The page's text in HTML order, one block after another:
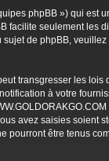
phpBB ») qui est
facilite seulement les
sujet de phpBB,
transgresser les lois
à votre
avez saisies soient
pourront être tenus